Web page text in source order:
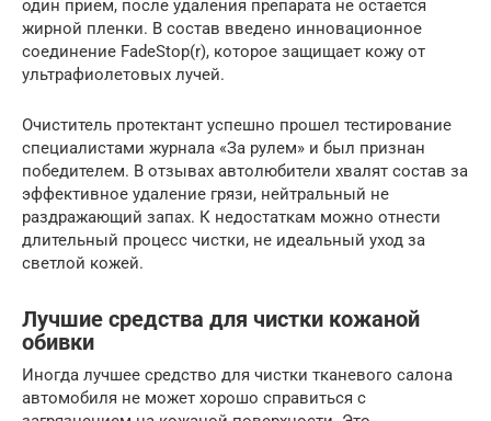
один прием, после удаления препарата не остается
жирной пленки. В состав введено инновационное
соединение FadeStop(r), которое защищает кожу от
ультрафиолетовых лучей.
Очиститель протектант успешно прошел тестирование
специалистами журнала «За рулем» и был признан
победителем. В отзывах автолюбители хвалят состав за
эффективное удаление грязи, нейтральный не
раздражающий запах. К недостаткам можно отнести
длительный процесс чистки, не идеальный уход за
светлой кожей.
Лучшие средства для чистки кожаной
обивки
Иногда лучшее средство для чистки тканевого салона
автомобиля не может хорошо справиться с